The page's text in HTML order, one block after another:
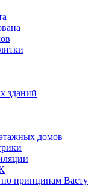
зданий
домов
принципам Васту